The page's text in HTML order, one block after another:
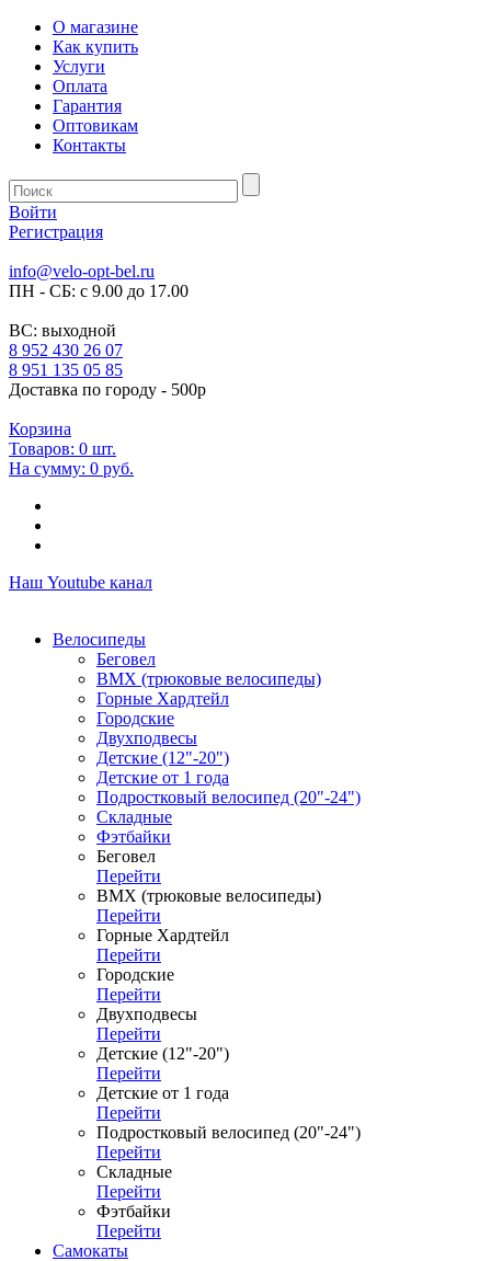
О магазине
Как купить
Услуги
Оплата
Гарантия
Оптовикам
Контакты
Войти
Регистрация
info@velo-opt-bel.ru
ПН - СБ: с 9.00 до 17.00
ВС: выходной
8 952 430 26 07
8 951 135 05 85
Доставка по городу - 500р
Корзина
Товаров: 0 шт.
На сумму: 0 руб.
Наш Youtube канал
Велосипеды
Беговел
ВМХ (трюковые велосипеды)
Горные Хардтейл
Городские
Двухподвесы
Детские (12"-20")
Детские от 1 года
Подростковый велосипед (20"-24")
Складные
Фэтбайки
Беговел
Перейти
ВМХ (трюковые велосипеды)
Перейти
Горные Хардтейл
Перейти
Городские
Перейти
Двухподвесы
Перейти
Детские (12"-20")
Перейти
Детские от 1 года
Перейти
Подростковый велосипед (20"-24")
Перейти
Складные
Перейти
Фэтбайки
Перейти
Самокаты